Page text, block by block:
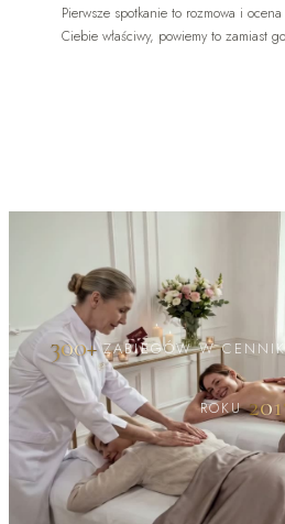
Pierwsze spotkanie to rozmowa i
Ciebie właściwy, powiemy to zamiast
300+ ZABIEGÓW W
ROKU